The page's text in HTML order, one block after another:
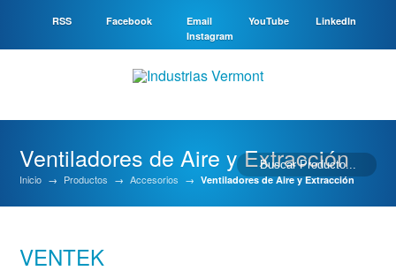
RSS Facebook Email YouTube
LinkedIn
Instagram
Ventiladores de Aire y Extracción
Inicio → Productos → Accesorios → Ventiladores de Aire y Extracción
VENTEK